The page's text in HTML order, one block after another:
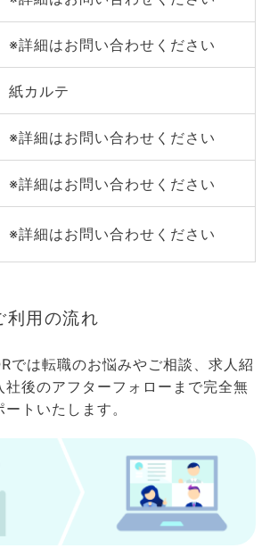
※詳細はお問い合わせください
紙カルテ
※詳細はお問い合わせください
※詳細はお問い合わせください
※詳細はお問い合わせください
利用の流れ
では転職のお悩みやご相談、求人紹
社後のアフターフォローまで完全無
トいたします。